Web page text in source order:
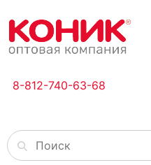
8-812-740-63-68